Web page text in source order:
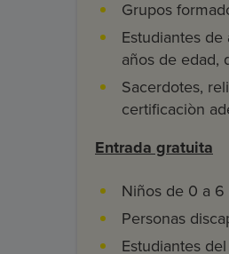
Grupos
Estudiantes
años de edad,
Sacerdotes,
certificaciòn
Entrada gratuita
Niños de 0 a 6
Personas
Estudiantes